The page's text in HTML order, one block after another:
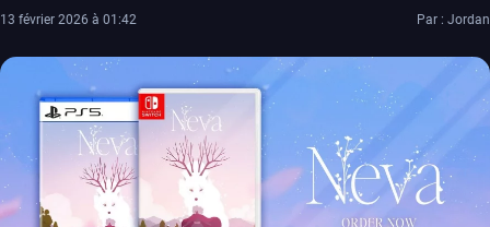
13 février 2026 à 01:42 Par : Jordan